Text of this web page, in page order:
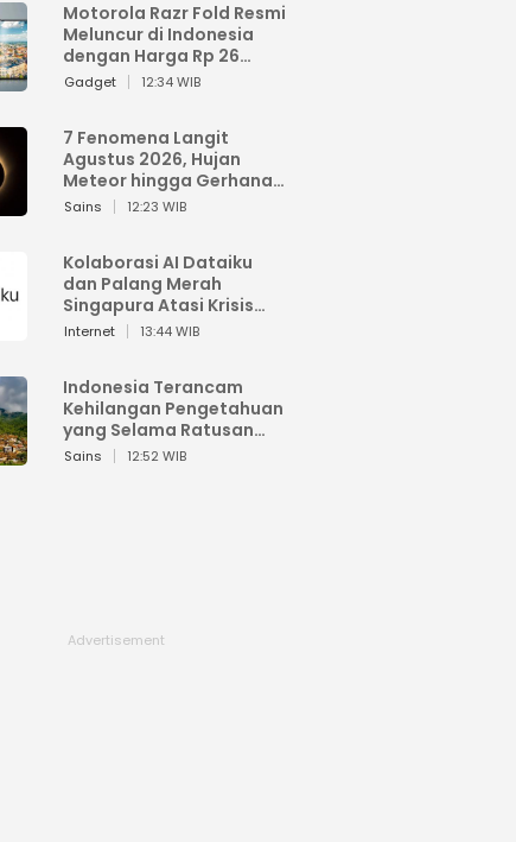
Motorola Razr Fold Resmi
Meluncur di Indonesia
dengan Harga Rp 26
Jutaan
Gadget 12:34 WIB
7 Fenomena Langit
Agustus 2026, Hujan
Meteor hingga Gerhana
Matahari
Sains 12:23 WIB
Kolaborasi AI Dataiku
dan Palang Merah
Singapura Atasi Krisis
Bencana
Internet 13:44 WIB
Indonesia Terancam
Kehilangan Pengetahuan
yang Selama Ratusan
Tahun Menjaga Alam
Sains 12:52 WIB